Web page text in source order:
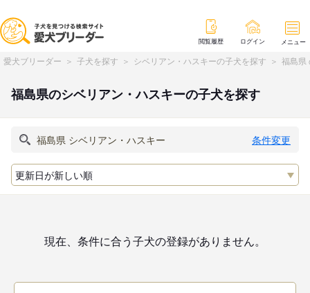
閲覧履歴 ログイン メニュー
愛犬ブリーダー 子犬を探す シベリアン・ハスキーの子犬を探す 福島県
福島県のシベリアン・ハスキーの子犬を探す
条件変更
現在、条件に合う子犬の登録がありません。